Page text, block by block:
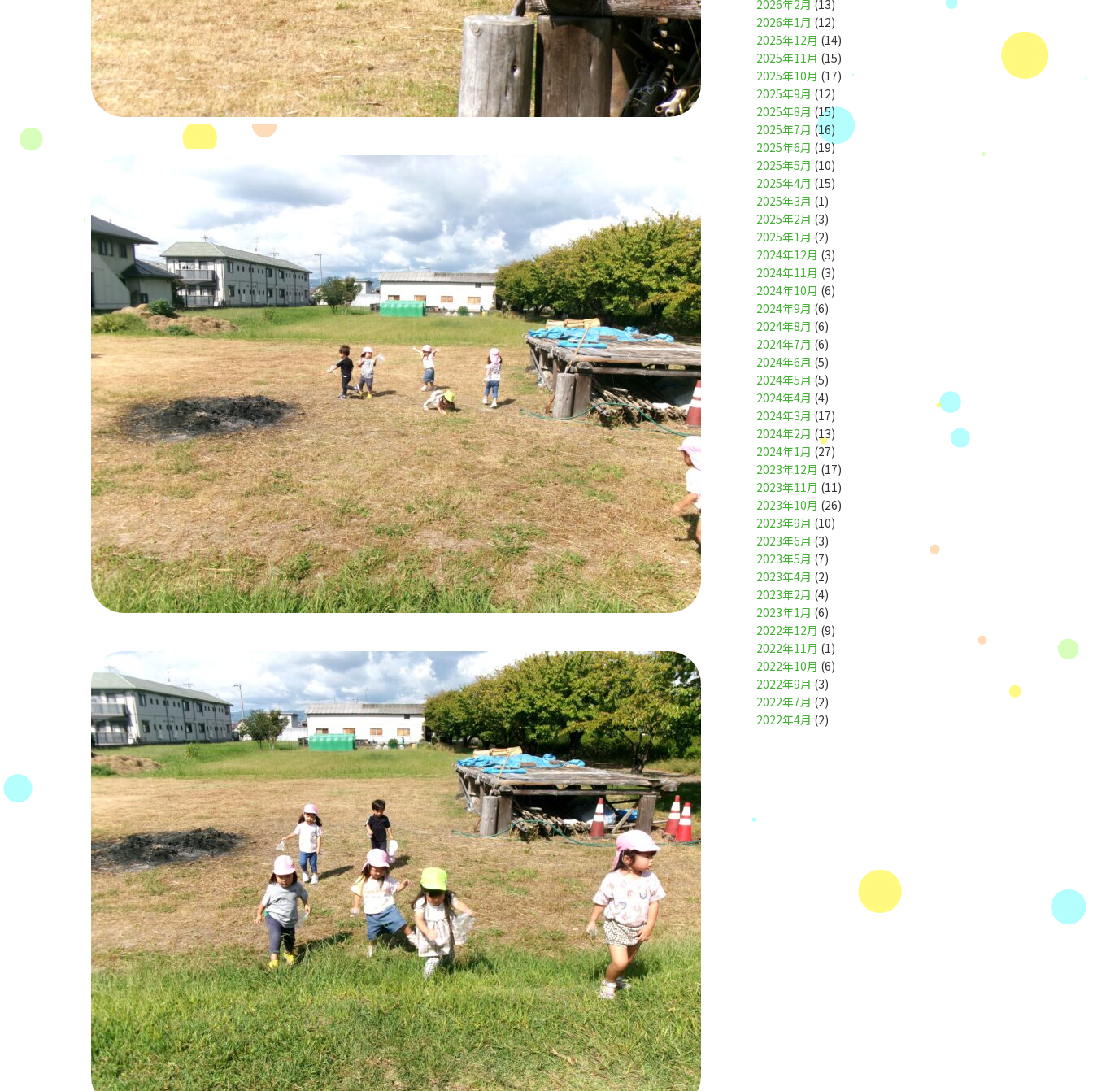
2026年2月 (13)
2026年1月 (12)
2025年12月 (14)
2025年11月 (15)
2025年10月 (17)
2025年9月 (12)
2025年8月 (15)
2025年7月 (16)
2025年6月 (19)
2025年5月 (10)
2025年4月 (15)
2025年3月 (1)
2025年2月 (3)
2025年1月 (2)
2024年12月 (3)
2024年11月 (3)
2024年10月 (6)
2024年9月 (6)
2024年8月 (6)
2024年7月 (6)
2024年6月 (5)
2024年5月 (5)
2024年4月 (4)
2024年3月 (17)
2024年2月 (13)
2024年1月 (27)
2023年12月 (17)
2023年11月 (11)
2023年10月 (26)
2023年9月 (10)
2023年6月 (3)
2023年5月 (7)
2023年4月 (2)
2023年2月 (4)
2023年1月 (6)
2022年12月 (9)
2022年11月 (1)
2022年10月 (6)
2022年9月 (3)
2022年7月 (2)
2022年4月 (2)